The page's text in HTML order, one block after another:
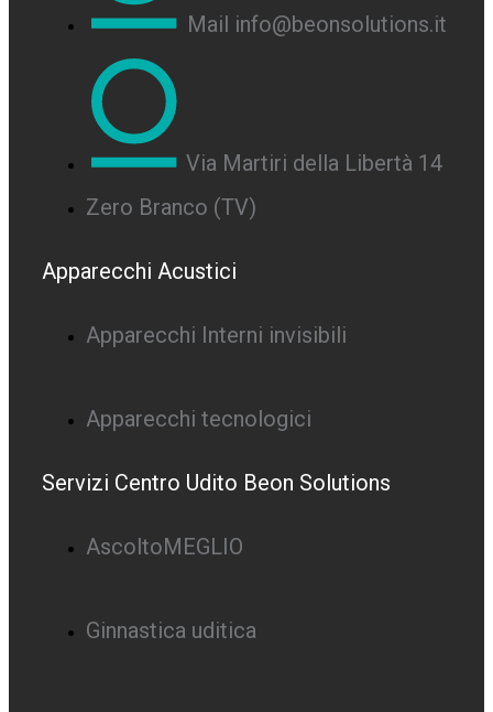
Mail info@beonsolutions.it
Via Martiri della Libertà 14
Zero Branco (TV)
Apparecchi Acustici
Apparecchi Interni invisibili
Apparecchi tecnologici
Servizi Centro Udito Beon Solutions
AscoltoMEGLIO
Ginnastica uditica